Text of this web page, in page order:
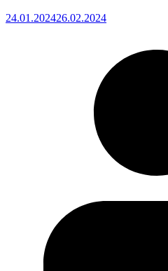
24.01.202426.02.2024